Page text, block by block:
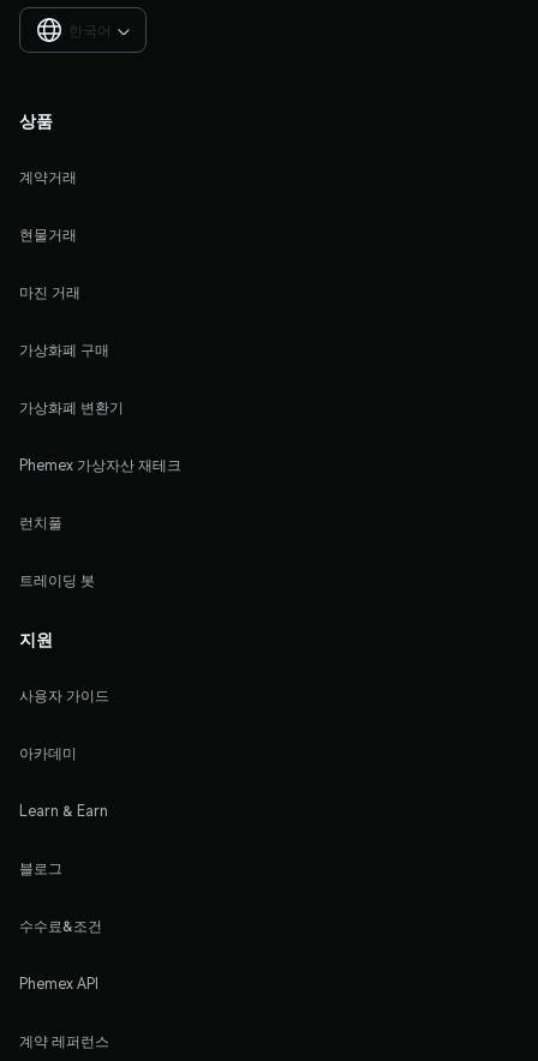
한국어 
상품
계약거래
현물거래
마진 거래
가상화폐 구매
가상화폐 변환기
Phemex 가상자산 재테크
런치풀
트레이딩 봇
지원
사용자 가이드
아카데미
Learn & Earn
블로그
수수료&조건
Phemex API
계약 레퍼런스